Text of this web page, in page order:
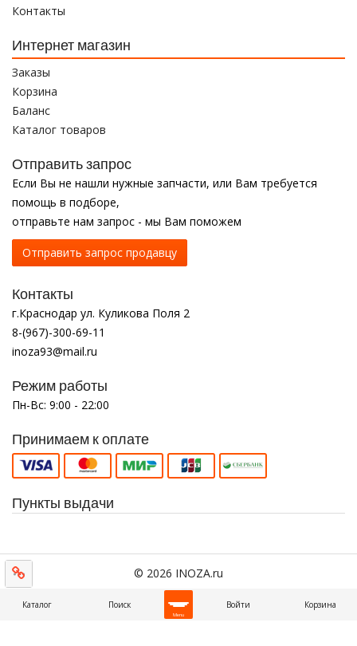
Контакты
Интернет магазин
Заказы
Корзина
Баланс
Каталог товаров
Отправить запрос
Если Вы не нашли нужные запчасти, или Вам требуется
помощь в подборе,
отправьте нам запрос - мы Вам поможем
Отправить запрос продавцу
Контакты
г.Краснодар ул. Куликова Поля 2
8-(967)-300-69-11
inoza93@mail.ru
Режим работы
Пн-Вс: 9:00 - 22:00
Принимаем к оплате
Пункты выдачи
© 2026 INOZA.ru